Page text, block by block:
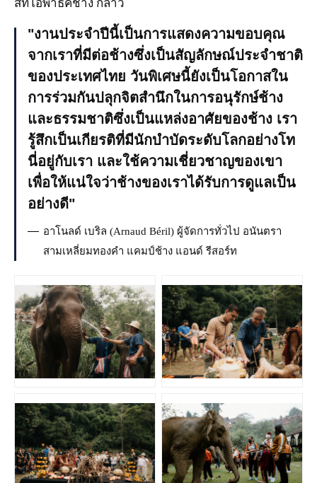
สทีโอพาธิคช้าง กล่าว
งานประจำปีนี้เป็นการแสดงความขอบคุณ
จากเราที่มีต่อช้างซึ่งเป็นสัญลักษณ์ประจำชาติ
ของประเทศไทย วันพิเศษนี้ยังเป็นโอกาสใน
การร่วมกันปลุกจิตสำนึกในการอนุรักษ์ช้าง
และธรรมชาติซึ่งเป็นแหล่งอาศัยของช้าง เรา
รู้สึกเป็นเกียรติที่มีนักบำบัดระดับโลกอย่างโท
นี่อยู่กับเรา และใช้ความเชี่ยวชาญของเขา
เพื่อให้แน่ใจว่าช้างของเราได้รับการดูแลเป็น
อย่างดี
อาโนลด์ เบริล (Arnaud Béril) ผู้จัดการทั่วไป อนันตรา
สามเหลี่ยมทองคำ แคมป์ช้าง แอนด์ รีสอร์ท
JPG JPG